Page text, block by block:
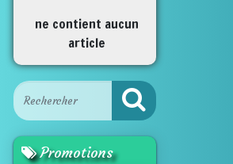
ne contient aucun
article
Promotions